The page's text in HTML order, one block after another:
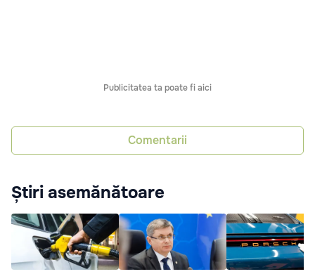
Publicitatea ta poate fi aici
Comentarii
Știri asemănătoare